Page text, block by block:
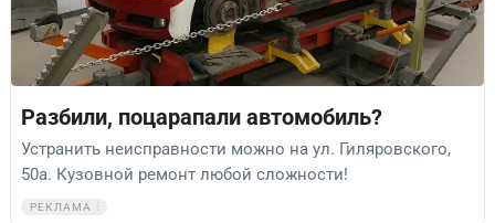
Разбили, поцарапали автомобиль?
Устранить неисправности можно на ул. Гиляровского,
50а. Кузовной ремонт любой сложности!
РЕКЛАМА